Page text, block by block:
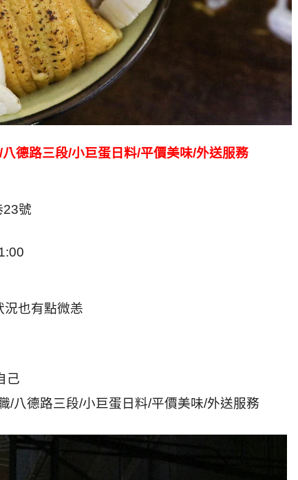
德路三段/小巨蛋日料/平價美味/外送服務
23號
況也有點微恙
己